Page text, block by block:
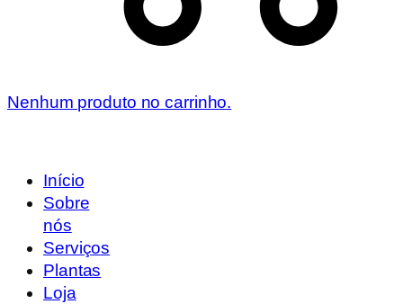
Nenhum produto no carrinho.
Início
Sobre
nós
Serviços
Plantas
Loja